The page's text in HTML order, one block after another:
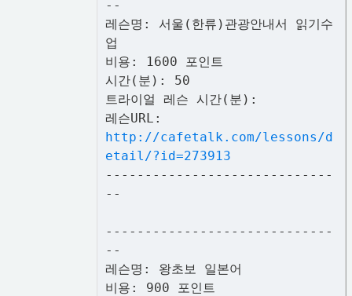
--
레슨명: 서울(한류)관광안내서 읽기수
업
비용: 1600 포인트
시간(분): 50
트라이얼 레슨 시간(분):
레슨URL:
http://cafetalk.com/lessons/d
etail/?id=273913
-----------------------------
--
-----------------------------
--
레슨명: 왕초보 일본어
비용: 900 포인트